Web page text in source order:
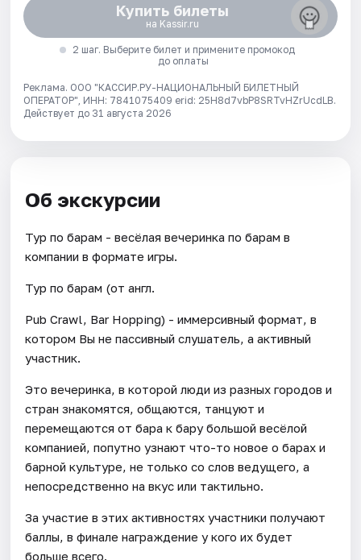
Купить билеты
на Kassir.ru
2 шаг. Выберите билет и примените промокод
до оплаты
Реклама. ООО "КАССИР.РУ-НАЦИОНАЛЬНЫЙ БИЛЕТНЫЙ
ОПЕРАТОР", ИНН: 7841075409 erid: 25H8d7vbP8SRTvHZrUcdLB.
Действует до 31 августа 2026
Об экскурсии
Тур по барам - весёлая вечеринка по барам в
компании в формате игры.
Тур по барам (от англ.
Pub Crawl, Bar Hopping) - иммерсивный формат, в
котором Вы не пассивный слушатель, а активный
участник.
Это вечеринка, в которой люди из разных городов и
стран знакомятся, общаются, танцуют и
перемещаются от бара к бару большой весёлой
компанией, попутно узнают что-то новое о барах и
барной культуре, не только со слов ведущего, а
непосредственно на вкус или тактильно.
За участие в этих активностях участники получают
баллы, в финале награждение у кого их будет
больше всего.